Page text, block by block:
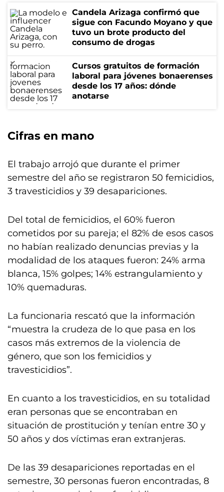
Candela Arizaga confirmó que
sigue con Facundo Moyano y que
tuvo un brote producto del
consumo de drogas
Cursos gratuitos de formación
laboral para jóvenes bonaerenses
desde los 17 años: dónde
anotarse
Cifras en mano
El trabajo arrojó que durante el primer
semestre del año se registraron 50 femicidios,
3 travesticidios y 39 desapariciones.
Del total de femicidios, el 60% fueron
cometidos por su pareja; el 82% de esos casos
no habían realizado denuncias previas y la
modalidad de los ataques fueron: 24% arma
blanca, 15% golpes; 14% estrangulamiento y
10% quemaduras.
La funcionaria rescató que la información
“muestra la crudeza de lo que pasa en los
casos más extremos de la violencia de
género, que son los femicidios y
travesticidios”.
En cuanto a los travesticidios, en su totalidad
eran personas que se encontraban en
situación de prostitución y tenían entre 30 y
50 años y dos víctimas eran extranjeras.
De las 39 desapariciones reportadas en el
semestre, 30 personas fueron encontradas, 8